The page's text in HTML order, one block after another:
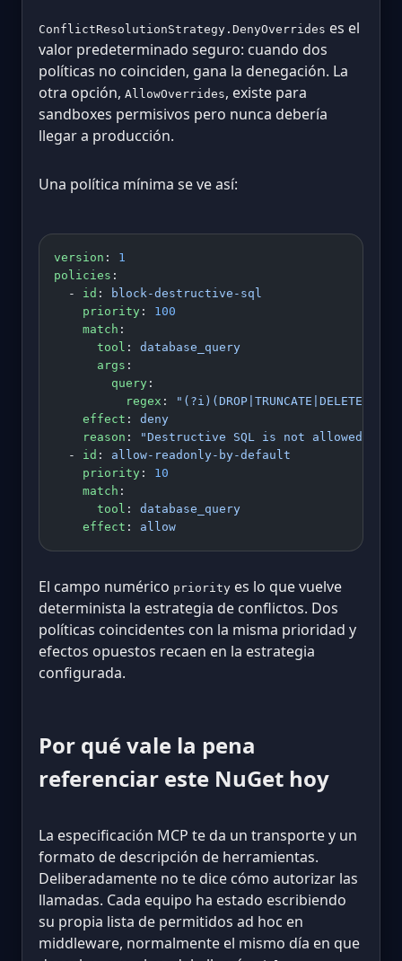
ConflictResolutionStrategy.DenyOverrides es el
valor predeterminado seguro: cuando dos
políticas no coinciden, gana la denegación. La
otra opción, AllowOverrides, existe para
sandboxes permisivos pero nunca debería
llegar a producción.
Una política mínima se ve así:
version : 1
policies :
  -
id :
block-destructive-sql
    priority
: 100
    match
:
      tool
: database_query
      args
:
        query
:
          regex
: "(?i)(DROP|TRUNCATE|DELETE
    effect
: deny
    reason
:
"Destructive SQL is not allowed
  -
id : allow-readonly-by-default
    priority
: 10
    match
:
      tool
: database_query
    effect
: allow
El campo numérico priority es lo que vuelve
determinista la estrategia de conflictos. Dos
políticas coincidentes con la misma prioridad y
efectos opuestos recaen en la estrategia
configurada.
Por qué vale la pena
referenciar este NuGet hoy
La especificación MCP te da un transporte y un
formato de descripción de herramientas.
Deliberadamente no te dice cómo autorizar las
llamadas. Cada equipo ha estado escribiendo
su propia lista de permitidos ad hoc en
middleware, normalmente el mismo día en que